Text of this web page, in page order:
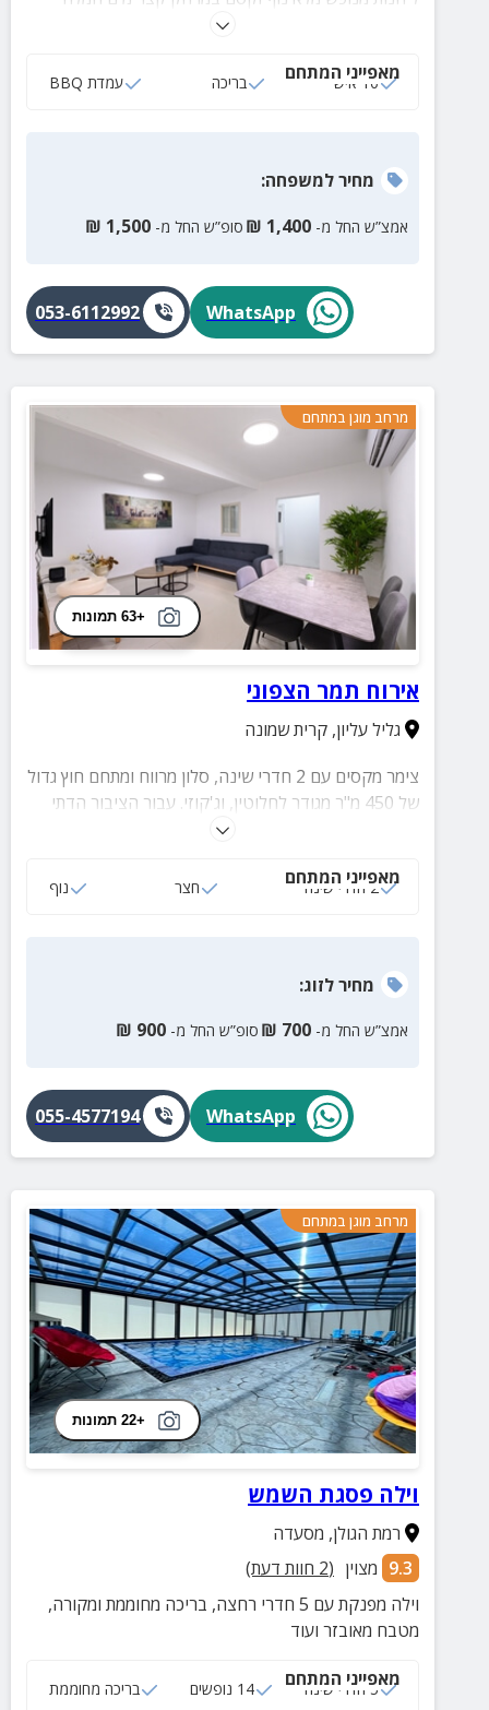
ומשלל אטרקציות! הבריכה מחוממת בימי החורף
מאפייני המתחם
10 איש בריכה עמדת BBQ
מחירלמשפחה:
אמצ”ש החל מ- 1,400
₪ סופ”ש החל מ- 1,500
₪
WhatsApp
053-6112992
מרחב מוגן במתחם
+63 תמונות
אירוח תמר הצפוני
גליל עליון,קרית שמונה
צימר מקסים עם 2 חדרי שינה, סלון מרווח ומתחם חוץ גדול
של 450 מ"ר מגודר לחלוטין, וג'קוזי. עבור הציבור הדתי
ושומרי מסורת: פלטת שבת, מיחם מים חמים ובית כנסת
מאפייני המתחם
2 חדרי שינה חצר נוף
מחירלזוג:
אמצ”ש החל מ- 700
₪ סופ”ש החל מ- 900
₪
WhatsApp
055-4577194
מרחב מוגן במתחם
+22 תמונות
וילה פסגת השמש
רמת הגולן, מסעדה
9.3 מצוין (
2 חוות דעת)
וילה מפנקת עם 5 חדרי רחצה, בריכה מחוממת ומקורה,
מטבח מאובזר ועוד
מאפייני המתחם
5 חדרי שינה 14 נופשים בריכה מחוממת